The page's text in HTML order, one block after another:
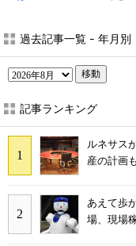
過去記事一覧 - 年月別
移動
記事ランキング
ルネサス
産の計画も
あえて歩
場、現場